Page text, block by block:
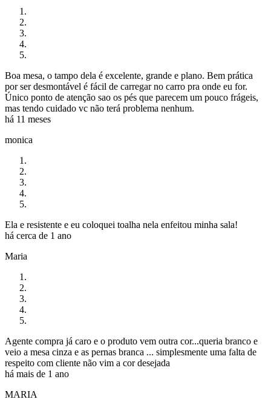
Boa mesa, o tampo dela é excelente, grande e plano. Bem prática
por ser desmontável é fácil de carregar no carro pra onde eu for.
Único ponto de atenção sao os pés que parecem um pouco frágeis,
mas tendo cuidado vc não terá problema nenhum.
há 11 meses
monica
Ela e resistente e eu coloquei toalha nela enfeitou minha sala!
há cerca de 1 ano
Maria
Agente compra já caro e o produto vem outra cor...queria branco e
veio a mesa cinza e as pernas branca ... simplesmente uma falta de
respeito com cliente não vim a cor desejada
há mais de 1 ano
MARIA